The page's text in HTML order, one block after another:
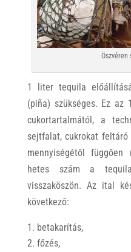
1 liter tequila
(piña) szükséges. Ez az
cukortartalmától, a
sejtfalat, cukrokat
mennyiségétől
hetes szám a
visszaköszön. Az ital
következő:
betakarítás,
főzés,